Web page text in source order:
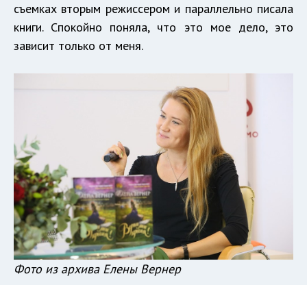
съемках вторым режиссером и параллельно писала
книги. Спокойно поняла, что это мое дело, это
зависит только от меня.
Фото из архива Елены Вернер